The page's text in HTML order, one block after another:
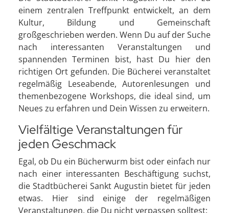
einem zentralen Treffpunkt entwickelt, an dem
Kultur, Bildung und Gemeinschaft
großgeschrieben werden. Wenn Du auf der Suche
nach interessanten Veranstaltungen und
spannenden Terminen bist, hast Du hier den
richtigen Ort gefunden. Die Bücherei veranstaltet
regelmäßig Leseabende, Autorenlesungen und
themenbezogene Workshops, die ideal sind, um
Neues zu erfahren und Dein Wissen zu erweitern.
Vielfältige Veranstaltungen für
jeden Geschmack
Egal, ob Du ein Bücherwurm bist oder einfach nur
nach einer interessanten Beschäftigung suchst,
die Stadtbücherei Sankt Augustin bietet für jeden
etwas. Hier sind einige der regelmäßigen
Veranstaltungen, die Du nicht verpassen solltest: